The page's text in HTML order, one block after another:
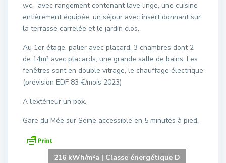
wc, avec rangement contenant lave linge, une cuisine
entièrement équipée, un séjour avec insert donnant sur
la terrasse carrelée et le jardin clos.
Au 1er étage, palier avec placard, 3 chambres dont 2
de 14m² avec placards, une grande salle de bains. Les
fenêtres sont en double vitrage, le chauffage électrique
(prévision EDF 83 €/mois 2023)
A l’extérieur un box.
Gare du Mée sur Seine accessible en 5 minutes à pied.
216 kWh/m²a | Classe énergétique D